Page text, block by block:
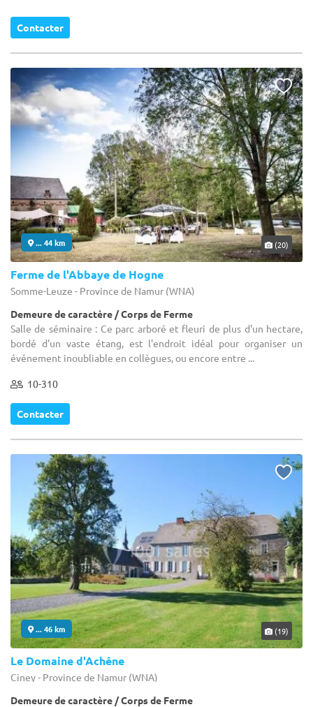
Contacter
... 44 km (20)
Ferme de l'Abbaye de Hogne
Somme-Leuze - Province de Namur (WNA)
Demeure de caractère / Corps de Ferme
Salle de séminaire : Ce parc arboré et fleuri de plus d'un hectare,
bordé d'un vaste étang, est l'endroit idéal pour organiser un
événement inoubliable en collègues, ou encore entre ...
10-310
Contacter
... 46 km (19)
Le Domaine d'Achêne
Ciney - Province de Namur (WNA)
Demeure de caractère / Corps de Ferme